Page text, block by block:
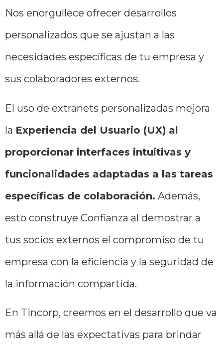
Nos enorgullece ofrecer desarrollos
personalizados que se ajustan a las
necesidades específicas de tu empresa y
sus colaboradores externos.
El uso de extranets personalizadas mejora
la Experiencia del Usuario (UX) al
proporcionar interfaces intuitivas y
funcionalidades adaptadas a las tareas
específicas de colaboración. Además,
esto construye Confianza al demostrar a
tus socios externos el compromiso de tu
empresa con la eficiencia y la seguridad de
la información compartida.
En Tincorp, creemos en el desarrollo que va
más allá de las expectativas para brindar